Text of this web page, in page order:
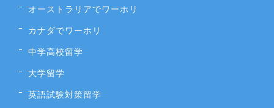
オーストラリアでワーホリ
カナダでワーホリ
中学高校留学
大学留学
英語試験対策留学